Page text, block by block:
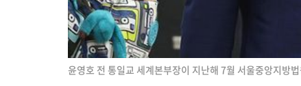
윤영호 전 통일교 세계본부장이 지난해 7월 서울중앙지방